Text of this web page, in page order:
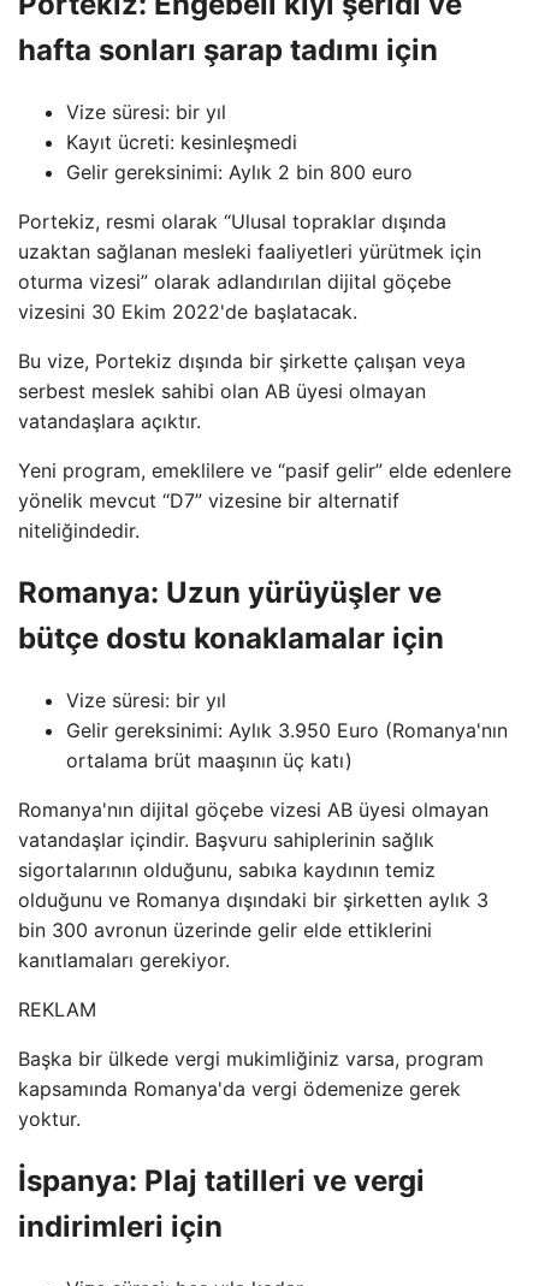
hafta sonları şarap tadımı için
Vize süresi: bir yıl
Kayıt ücreti: kesinleşmedi
Gelir gereksinimi: Aylık 2 bin 800 euro
Portekiz, resmi olarak “Ulusal topraklar dışında
uzaktan sağlanan mesleki faaliyetleri yürütmek için
oturma vizesi” olarak adlandırılan dijital göçebe
vizesini 30 Ekim 2022'de başlatacak.
Bu vize, Portekiz dışında bir şirkette çalışan veya
serbest meslek sahibi olan AB üyesi olmayan
vatandaşlara açıktır.
Yeni program, emeklilere ve “pasif gelir” elde edenlere
yönelik mevcut “D7” vizesine bir alternatif
niteliğindedir.
Romanya: Uzun yürüyüşler ve
bütçe dostu konaklamalar için
Vize süresi: bir yıl
Gelir gereksinimi: Aylık 3.950 Euro (Romanya'nın
ortalama brüt maaşının üç katı)
Romanya'nın dijital göçebe vizesi AB üyesi olmayan
vatandaşlar içindir. Başvuru sahiplerinin sağlık
sigortalarının olduğunu, sabıka kaydının temiz
olduğunu ve Romanya dışındaki bir şirketten aylık 3
bin 300 avronun üzerinde gelir elde ettiklerini
kanıtlamaları gerekiyor.
REKLAM
Başka bir ülkede vergi mukimliğiniz varsa, program
kapsamında Romanya'da vergi ödemenize gerek
yoktur.
İspanya: Plaj tatilleri ve vergi
indirimleri için